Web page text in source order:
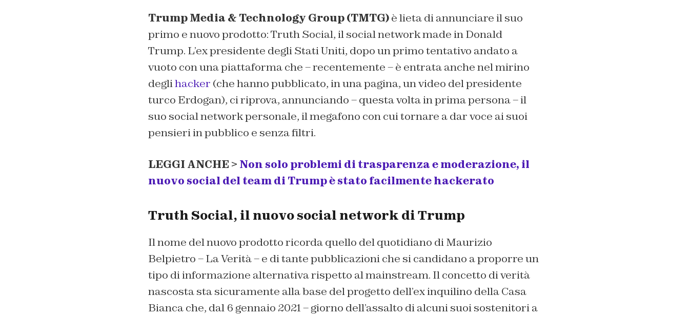
Trump Media & Technology Group (TMTG)è lieta di annunciare il suo
primo e nuovo prodotto: Truth Social, il social network made in Donald
Trump. L’ex presidente degli Stati Uniti, dopo un primo tentativo andato a
vuoto con una piattaforma che – recentemente – è entrata anche nel mirino
deglihacker (che hanno pubblicato, in una pagina, un video del presidente
turco Erdogan), ci riprova, annunciando – questa volta in prima persona – il
suo social network personale, il megafono con cui tornare a dar voce ai suoi
pensieri in pubblico e senza filtri.
LEGGI ANCHE > Non solo problemi di trasparenza e moderazione, il
nuovo social del team di Trump è stato facilmente hackerato
Truth Social, il nuovo social network di Trump
Il nome del nuovo prodotto ricorda quello del quotidiano di Maurizio
Belpietro – La Verità – e di tante pubblicazioni che si candidano a proporre un
tipo di informazione alternativa rispetto al mainstream. Il concetto di verità
nascosta sta sicuramente alla base del progetto dell’ex inquilino della Casa
Bianca che, dal 6 gennaio 2021 – giorno dell’assalto di alcuni suoi sostenitori a